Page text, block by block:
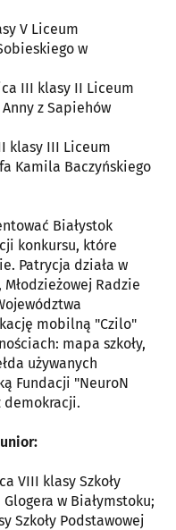
V Liceum
w
III klasy II Liceum
z Sapiehów
klasy III Liceum
Kamila Baczyńskiego
Białystok
konkursu, które
Patrycja działa w
Radzie
mobilną "Czilo"
mapa szkoły,
używanych
Fundacji "NeuroN
demokracji.
VIII klasy Szkoły
w Białymstoku;
Szkoły Podstawowej